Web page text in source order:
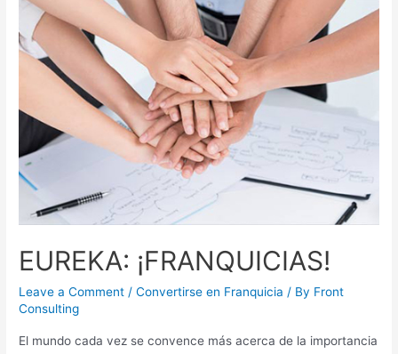
EUREKA: ¡FRANQUICIAS!
Leave a Comment /Convertirse en Franquicia / By Front
Consulting
El mundo cada vez se convence más acerca de la importancia